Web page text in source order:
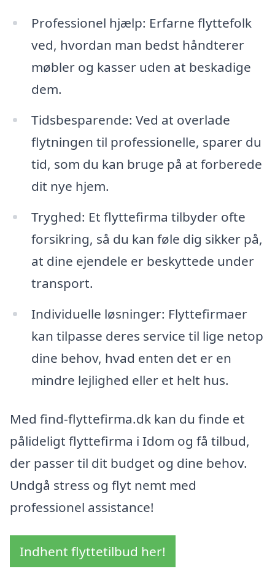
Professionel hjælp: Erfarne flyttefolk
ved, hvordan man bedst håndterer
møbler og kasser uden at beskadige
dem.
Tidsbesparende: Ved at overlade
flytningen til professionelle, sparer du
tid, som du kan bruge på at forberede
dit nye hjem.
Tryghed: Et flyttefirma tilbyder ofte
forsikring, så du kan føle dig sikker på,
at dine ejendele er beskyttede under
transport.
Individuelle løsninger: Flyttefirmaer
kan tilpasse deres service til lige netop
dine behov, hvad enten det er en
mindre lejlighed eller et helt hus.
Med find-flyttefirma.dk kan du finde et
pålideligt flyttefirma i Idom og få tilbud,
der passer til dit budget og dine behov.
Undgå stress og flyt nemt med
professionel assistance!
Indhent flyttetilbud her!